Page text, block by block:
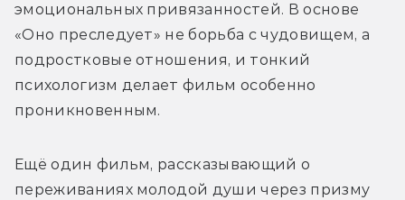
эмоциональных привязанностей. В основе
«Оно преследует» не борьба с чудовищем, а
подростковые отношения, и тонкий
психологизм делает фильм особенно
проникновенным.
Ещё один фильм, рассказывающий о
переживаниях молодой души через призму